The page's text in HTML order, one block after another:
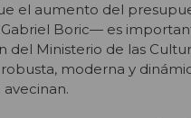
el aumento del
Boric— es
Ministerio de las
moderna y